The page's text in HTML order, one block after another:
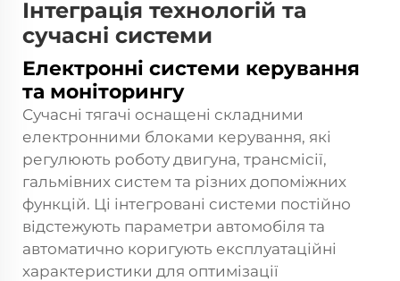
Інтеграція технологій та
сучасні системи
Електронні системи керування
та моніторингу
Сучасні тягачі оснащені складними
електронними блоками керування, які
регулюють роботу двигуна, трансмісії,
гальмівних систем та різних допоміжних
функцій. Ці інтегровані системи постійно
відстежують параметри автомобіля та
автоматично коригують експлуатаційні
характеристики для оптимізації